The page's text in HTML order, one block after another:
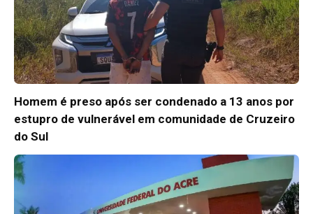
Homem é preso após ser condenado a 13 anos por
estupro de vulnerável em comunidade de Cruzeiro
do Sul